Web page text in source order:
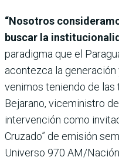
“Nosotros
buscar la
paradigma que el
acontezca la
venimos teniendo de las
Bejarano, viceministro
intervención como
Cruzado” de emisión
Universo 970 AM/